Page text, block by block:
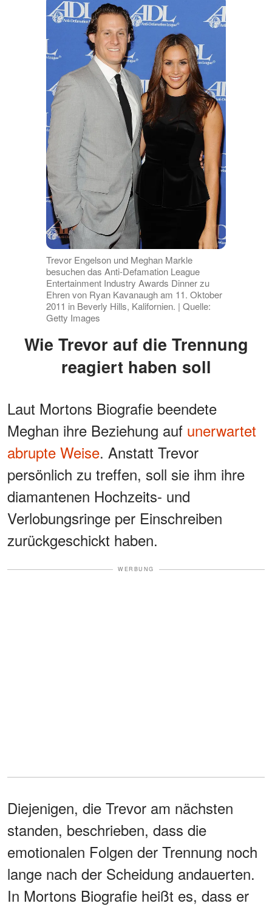
Trevor Engelson und Meghan Markle
besuchen das Anti-Defamation League
Entertainment Industry Awards Dinner zu
Ehren von Ryan Kavanaugh am 11. Oktober
2011 in Beverly Hills, Kalifornien. | Quelle:
Getty Images
Wie Trevor auf die Trennung
reagiert haben soll
Laut Mortons Biografie beendete
Meghan ihre Beziehung auf unerwartet
abrupte Weise. Anstatt Trevor
persönlich zu treffen, soll sie ihm ihre
diamantenen Hochzeits- und
Verlobungsringe per Einschreiben
zurückgeschickt haben.
WERBUNG
Diejenigen, die Trevor am nächsten
standen, beschrieben, dass die
emotionalen Folgen der Trennung noch
lange nach der Scheidung andauerten.
In Mortons Biografie heißt es, dass er